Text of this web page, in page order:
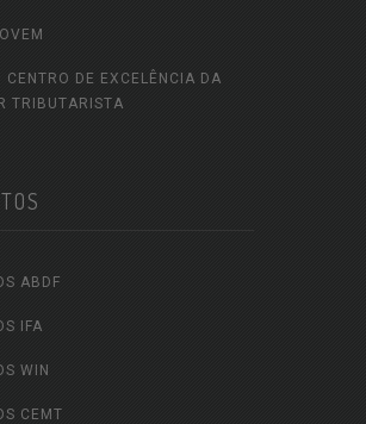
CENTRO DE EXCELÊNCIA DA
TRIBUTARISTA
ABDF
IFA
WIN
CEMT